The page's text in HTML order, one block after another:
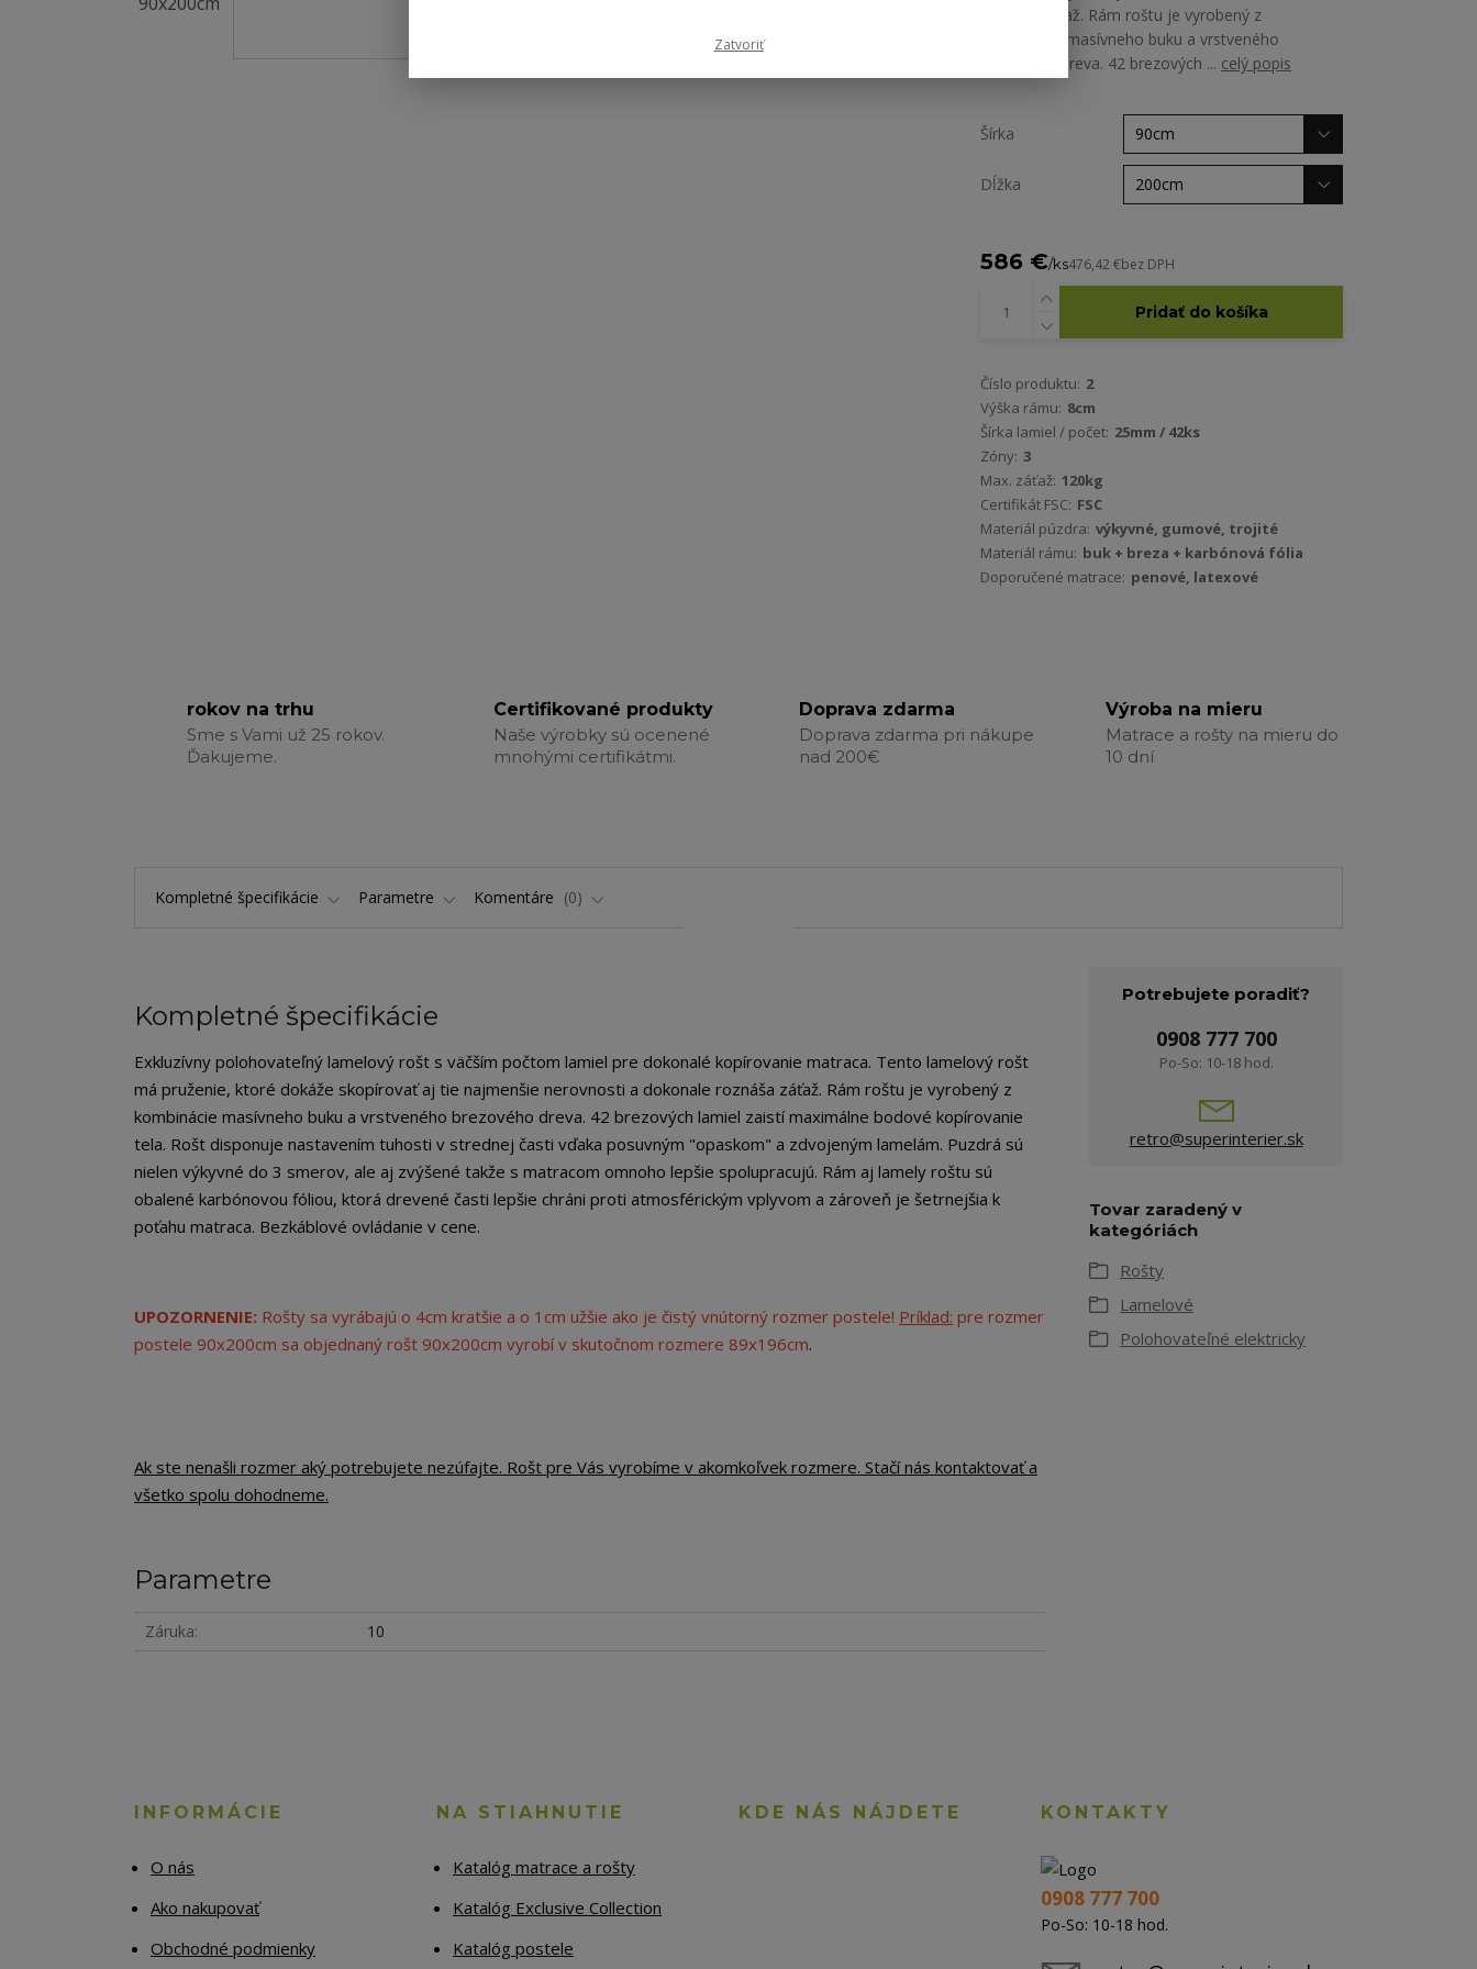
roznáša záťaž. Rám roštu je vyrobený z
kombinácie masívneho buku a vrstveného
brezového dreva. 42 brezových ... celý popis
Šírka
Dĺžka
586 €/ks476,42 €bez DPH
Pridať do košíka
Číslo produktu: 2
Výška rámu: 8cm
Šírka lamiel / počet: 25mm / 42ks
Zóny: 3
Max. záťaž: 120kg
Certifikát FSC: FSC
Materiál púzdra: výkyvné, gumové, trojité
Materiál rámu: buk + breza + karbónová fólia
Doporučené matrace: penové, latexové
rokov na trhu
Sme s Vami už 25 rokov.
Ďakujeme.
Certifikované produkty
Naše výrobky sú ocenené
mnohými certifikátmi.
Doprava zdarma
Doprava zdarma pri nákupe
nad 200€
Výroba na mieru
Matrace a rošty na mieru do
10 dní
Kompletné špecifikácie Parametre Komentáre 0
Kompletné špecifikácie
Exkluzívny polohovateľný lamelový rošt s väčším počtom lamiel pre dokonalé kopírovanie matraca. Tento lamelový rošt
má pruženie, ktoré dokáže skopírovať aj tie najmenšie nerovnosti a dokonale roznáša záťaž. Rám roštu je vyrobený z
kombinácie masívneho buku a vrstveného brezového dreva. 42 brezových lamiel zaistí maximálne bodové kopírovanie
tela. Rošt disponuje nastavením tuhosti v strednej časti vďaka posuvným "opaskom" a zdvojeným lamelám. Puzdrá sú
nielen výkyvné do 3 smerov, ale aj zvýšené takže s matracom omnoho lepšie spolupracujú. Rám aj lamely roštu sú
obalené karbónovou fóliou, ktorá drevené časti lepšie chráni proti atmosférickým vplyvom a zároveň je šetrnejšia k
poťahu matraca. Bezkáblové ovládanie v cene.
UPOZORNENIE: Rošty sa vyrábajú o 4cm kratšie a o 1cm užšie ako je čistý vnútorný rozmer postele! Príklad: pre rozmer
postele 90x200cm sa objednaný rošt 90x200cm vyrobí v skutočnom rozmere 89x196cm.
Ak ste nenašli rozmer aký potrebujete nezúfajte. Rošt pre Vás vyrobíme v akomkoľvek rozmere. Stačí nás kontaktovať a
všetko spolu dohodneme.
Parametre
Záruka 10
Potrebujete poradiť?
0908 777 700
Po-So: 10-18 hod.
retro@superinterier.sk
Tovar zaradený v
kategóriách
Rošty
Lamelové
Polohovateľné elektricky
INFORMÁCIE
O nás
Ako nakupovať
Obchodné podmienky
NA STIAHNUTIE
Katalóg matrace a rošty
Katalóg Exclusive Collection
Katalóg postele
KDE NÁS NÁJDETE KONTAKTY
0908 777 700
Po-So: 10-18 hod.
Zatvoriť